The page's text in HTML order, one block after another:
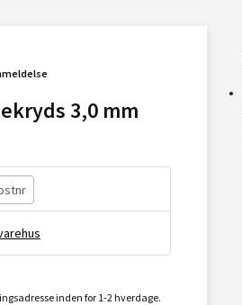
3,0 mm
inden for 1-2 hverdage.